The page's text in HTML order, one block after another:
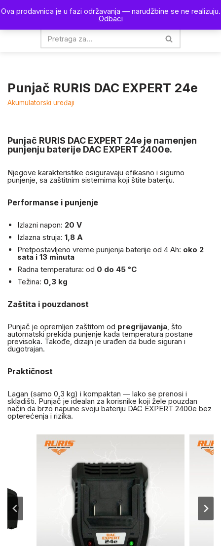
Ova prodavnica je u fazi održavanja — narudžbine se ne realizuju.
Odbaci
na
0
Punjač RURIS DAC EXPERT 24e
Akumulatorski uređaji
Punjač RURIS DAC EXPERT 24e je namenjen
punjenju baterije DAC EXPERT 2400e.
Njegove karakteristike osiguravaju efikasno i sigurno
punjenje, sa zaštitnim sistemima koji štite bateriju.
Performanse i punjenje
Izlazni napon: 20 V
Izlazna struja: 1,8 A
Pretpostavljeno vreme punjenja baterije od 4 Ah: oko 2
sata i 13 minuta
Radna temperatura: od 0 do 45 °C
Težina: 0,3 kg
Zaštita i pouzdanost
Punjač je opremljen zaštitom od pregrijavanja, što
automatski prekida punjenje kada temperatura postane
previsoka. Takođe, dizajn je urađen da bude siguran i
dugotrajan.
Praktičnost
Lagan (samo 0,3 kg) i kompaktan — lako se prenosi i
skladišti. Punjač je idealan za korisnike koji žele pouzdan
način da brzo napune svoju bateriju DAC EXPERT 2400e bez
opterećenja i rizika.